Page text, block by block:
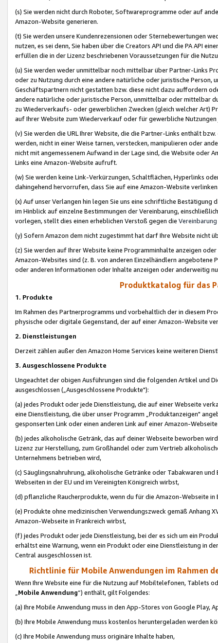
(s) Sie werden nicht durch Roboter, Softwareprogramme oder auf
Amazon-Website generieren.
(t) Sie werden unsere Kundenrezensionen oder Sternebewertungen
nutzen, es sei denn, Sie haben über die Creators API und die PA API
erfüllen die in der Lizenz beschriebenen Voraussetzungen für die
(u) Sie werden weder unmittelbar noch mittelbar über Partner-Links
oder zu Nutzung durch eine andere natürliche oder juristische
Geschäftspartnern nicht gestatten bzw. diese nicht dazu auffordern
andere natürliche oder juristische Person, unmittelbar oder mittelbar
zu Wiederverkaufs- oder gewerblichen Zwecken (gleich welcher Art)
auf Ihrer Website zum Wiederverkauf oder für gewerbliche
(v) Sie werden die URL Ihrer Website, die die Partner-Links enthält
werden, nicht in einer Weise tarnen, verstecken, manipulieren oder
nicht mit angemessenem Aufwand in der Lage sind, die Website oder
Links eine Amazon-Website aufruft.
(w) Sie werden keine Link-Verkürzungen, Schaltflächen, Hyperlinks
dahingehend hervorrufen, dass Sie auf eine Amazon-Website
(x) Auf unser Verlangen hin legen Sie uns eine schriftliche
im Hinblick auf einzelne Bestimmungen der Vereinbarung,
vorlegen, stellt dies einen erheblichen Verstoß gegen die Vereinbarung
(y) Sofern Amazon dem nicht zugestimmt hat darf Ihre Website nicht
(z) Sie werden auf Ihrer Website keine Programminhalte anzeigen
Amazon-Websites sind (z. B. von anderen Einzelhändlern
oder anderen Informationen oder Inhalte anzeigen oder anderweitig
Produktkatalog für das
1. Produkte
Im Rahmen des Partnerprogramms und vorbehaltlich der in diesem
physische oder digitale Gegenstand, der auf einer Amazon-Website
2. Dienstleistungen
Derzeit zählen außer den Amazon Home Services keine weiteren
3. Ausgeschlossene Produkte
Ungeachtet der obigen Ausführungen sind die folgenden Artikel und
ausgeschlossen („Ausgeschlossene Produkte"):
(a) jedes Produkt oder jede Dienstleistung, die auf einer Webseite
eine Dienstleistung, die über unser Programm „Produktanzeigen"
gesponserten Link oder einen anderen Link auf einer Amazon-
(b) jedes alkoholische Getränk, das auf deiner Webseite beworben
Lizenz zur Herstellung, zum Großhandel oder zum Vertrieb
Unternehmens betrieben wird,
(c) Säuglingsnahruhrung, alkoholische Getränke oder Tabakwaren
Webseiten in der EU und im Vereinigten Königreich wirbst,
(d) pflanzliche Raucherprodukte, wenn du für die Amazon-Webseite in
(e) Produkte ohne medizinischen Verwendungszweck gemäß Anhang
Amazon-Webseite in Frankreich wirbst,
(f) jedes Produkt oder jede Dienstleistung, bei der es sich um ein
erhältst eine Warnung, wenn ein Produkt oder eine Dienstleistung in
Central ausgeschlossen ist.
Richtlinie für Mobile Anwendungen im Rahmen
Wenn Ihre Website eine für die Nutzung auf Mobiltelefonen, Tablets
„Mobile Anwendung“) enthält, gilt Folgendes:
(a) Ihre Mobile Anwendung muss in den App-Stores von Google Play,
(b) Ihre Mobile Anwendung muss kostenlos heruntergeladen werden
(c) Ihre Mobile Anwendung muss originäre Inhalte haben,